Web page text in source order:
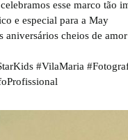
esse marco tão
e especial para a May
aniversários cheios de
#VilaMaria